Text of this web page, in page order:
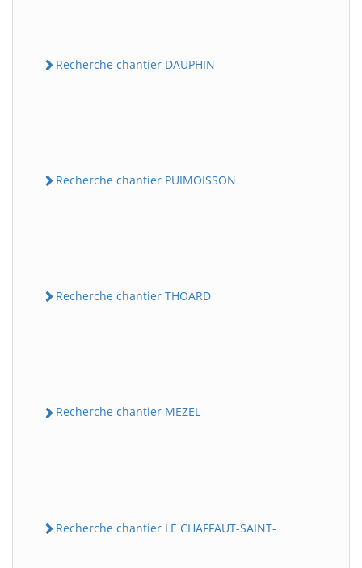
Recherche chantier DAUPHIN
Recherche chantier PUIMOISSON
Recherche chantier THOARD
Recherche chantier MEZEL
Recherche chantier LE CHAFFAUT-SAINT-